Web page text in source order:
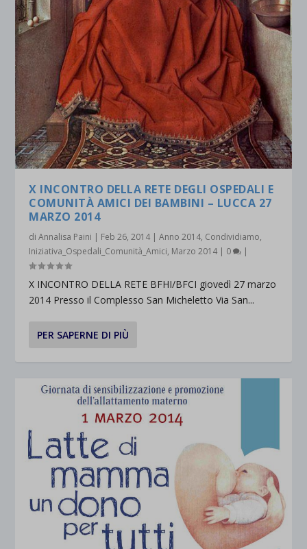
X INCONTRO DELLA RETE DEGLI OSPEDALI E
COMUNITÀ AMICI DEI BAMBINI – LUCCA 27
MARZO 2014
diAnnalisa Paini | Feb 26, 2014 |Anno 2014, Condividiamo,
Iniziativa_Ospedali_Comunità_Amici, Marzo 2014 | 0 |
X INCONTRO DELLA RETE BFHI/BFCI giovedì 27 marzo
2014 Presso il Complesso San Micheletto Via San...
PER SAPERNE DI PIÙ